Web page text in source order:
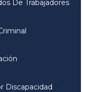
De Trabajadores
Discapacidad